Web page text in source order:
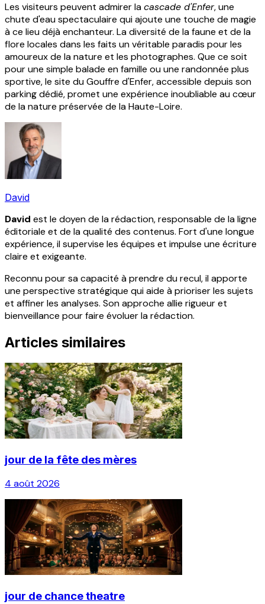
Les visiteurs peuvent admirer lacascade d'Enfer, une
chute d'eau spectaculaire qui ajoute une touche de magie
à ce lieu déjà enchanteur. La diversité de la faune et de la
flore locales dans les faits un véritable paradis pour les
amoureux de la nature et les photographes. Que ce soit
pour une simple balade en famille ou une randonnée plus
sportive, le site du Gouffre d'Enfer, accessible depuis son
parking dédié, promet une expérience inoubliable au cœur
de la nature préservée de la Haute-Loire.
David
David est le doyen de la rédaction, responsable de la ligne
éditoriale et de la qualité des contenus. Fort d'une longue
expérience, il supervise les équipes et impulse une écriture
claire et exigeante.
Reconnu pour sa capacité à prendre du recul, il apporte
une perspective stratégique qui aide à prioriser les sujets
et affiner les analyses. Son approche allie rigueur et
bienveillance pour faire évoluer la rédaction.
Articles similaires
jour de la fête des mères
4 août 2026
jour de chance theatre